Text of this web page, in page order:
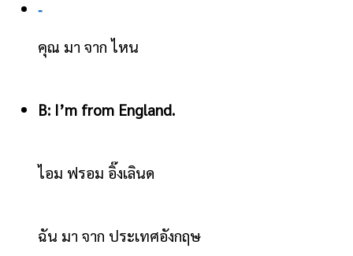
-
คุณ มา จาก ไหน
B: I’m from England.
ไอม ฟรอม อิ๊งเลินด
ฉัน มา จาก ประเทศอังกฤษ